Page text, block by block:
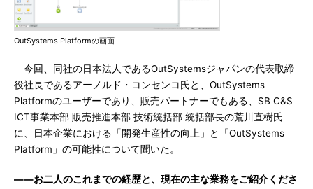
OutSystems Platformの画面
今回、同社の日本法人であるOutSystemsジャパンの代表取締
役社長であるアーノルド・コンセンコ氏と、OutSystems
Platformのユーザーであり、販売パートナーでもある、SB C&S
ICT事業本部 販売推進本部 技術統括部 統括部長の荒川直樹氏
に、日本企業における「開発生産性の向上」と「OutSystems
Platform」の可能性について聞いた。
――お二人のこれまでの経歴と、現在の主な業務をご紹介くださ